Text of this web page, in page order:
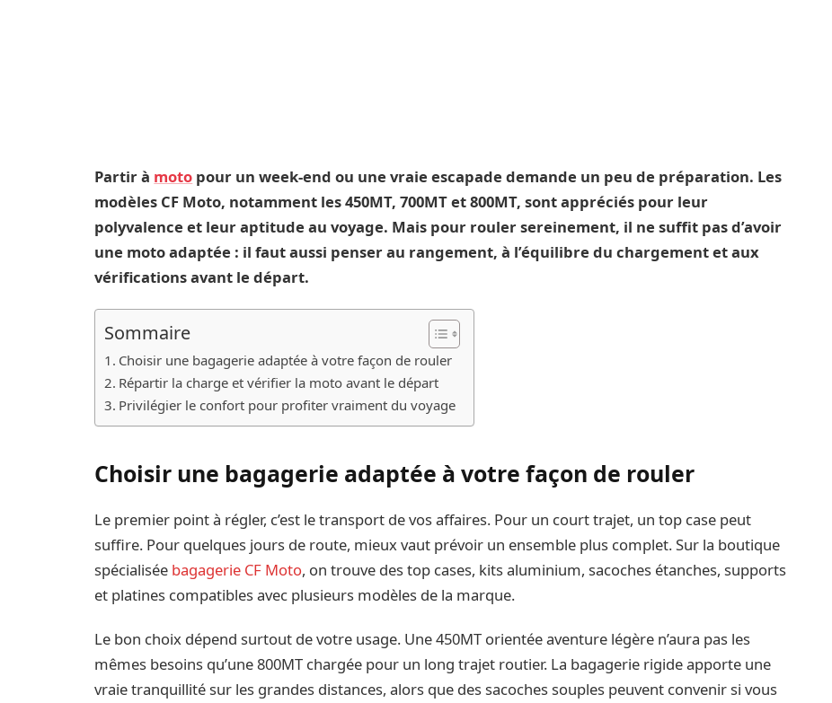
Partir à moto pour un week-end ou une vraie escapade demande un peu de préparation. Les
modèles CF Moto, notamment les 450MT, 700MT et 800MT, sont appréciés pour leur
polyvalence et leur aptitude au voyage. Mais pour rouler sereinement, il ne suffit pas d’avoir
une moto adaptée : il faut aussi penser au rangement, à l’équilibre du chargement et aux
vérifications avant le départ.
Sommaire
Choisir une bagagerie adaptée à votre façon de rouler
Répartir la charge et vérifier la moto avant le départ
Privilégier le confort pour profiter vraiment du voyage
Choisir une bagagerie adaptée à votre façon de rouler
Le premier point à régler, c’est le transport de vos affaires. Pour un court trajet, un top case peut
suffire. Pour quelques jours de route, mieux vaut prévoir un ensemble plus complet. Sur la boutique
spécialisée bagagerie CF Moto, on trouve des top cases, kits aluminium, sacoches étanches, supports
et platines compatibles avec plusieurs modèles de la marque.
Le bon choix dépend surtout de votre usage. Une 450MT orientée aventure légère n’aura pas les
mêmes besoins qu’une 800MT chargée pour un long trajet routier. La bagagerie rigide apporte une
vraie tranquillité sur les grandes distances, alors que des sacoches souples peuvent convenir si vous